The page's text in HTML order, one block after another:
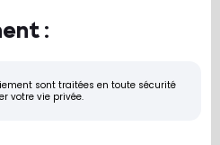
:
sont traitées en toute sécurité
votre vie privée.